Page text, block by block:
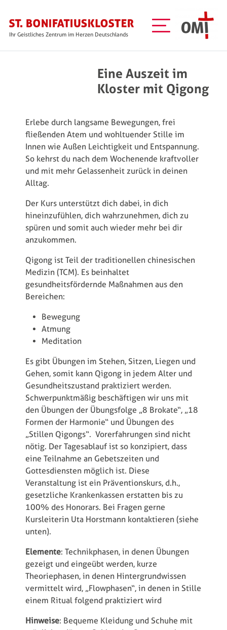
Ihr Geistliches Zentrum im Herzen Deutschlands
Eine Auszeit im
Kloster mit Qigong
Erlebe durch langsame Bewegungen, frei
fließenden Atem und wohltuender Stille im
Innen wie Außen Leichtigkeit und Entspannung.
So kehrst du nach dem Wochenende kraftvoller
und mit mehr Gelassenheit zurück in deinen
Alltag.
Der Kurs unterstützt dich dabei, in dich
hineinzufühlen, dich wahrzunehmen, dich zu
spüren und somit auch wieder mehr bei dir
anzukommen.
Qigong ist Teil der traditionellen chinesischen
Medizin (TCM). Es beinhaltet
gesundheitsfördernde Maßnahmen aus den
Bereichen:
Bewegung
Atmung
Meditation
Es gibt Übungen im Stehen, Sitzen, Liegen und
Gehen, somit kann Qigong in jedem Alter und
Gesundheitszustand praktiziert werden.
Schwerpunktmäßig beschäftigen wir uns mit
den Übungen der Übungsfolge „8 Brokate“, „18
Formen der Harmonie“ und Übungen des
„Stillen Qigongs“. Vorerfahrungen sind nicht
nötig. Der Tagesablauf ist so konzipiert, dass
eine Teilnahme an Gebetszeiten und
Gottesdiensten möglich ist. Diese
Veranstaltung ist ein Präventionskurs, d.h.,
gesetzliche Krankenkassen erstatten bis zu
100% des Honorars. Bei Fragen gerne
Kursleiterin Uta Horstmann kontaktieren (siehe
unten).
Elemente: Technikphasen, in denen Übungen
gezeigt und eingeübt werden, kurze
Theoriephasen, in denen Hintergrundwissen
vermittelt wird, „Flowphasen“, in denen in Stille
einem Ritual folgend praktiziert wird
Hinweise: Bequeme Kleidung und Schuhe mit